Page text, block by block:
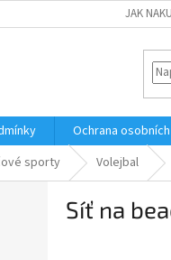
JAK
Ochrana
sporty Volejbal
Síť na